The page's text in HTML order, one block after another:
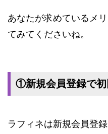
あなたが求めているメ
てみてくださいね。
①新規会員登録で初
ラフィネは新規会員登